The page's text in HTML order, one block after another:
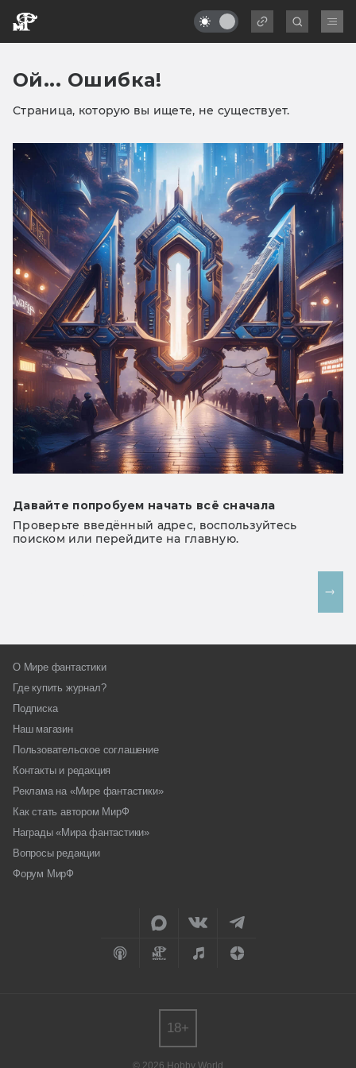
Ой... Ошибка!
Страница, которую вы ищете, не существует.
Давайте попробуем начать всё сначала
Проверьте введённый адрес, воспользуйтесь
поиском или перейдите на главную.
О Мире фантастики
Где купить журнал?
Подписка
Наш магазин
Пользовательское соглашение
Контакты и редакция
Реклама на «Мире фантастики»
Как стать автором МирФ
Награды «Мира фантастики»
Вопросы редакции
Форум МирФ
© 2026 Hobby World
18+